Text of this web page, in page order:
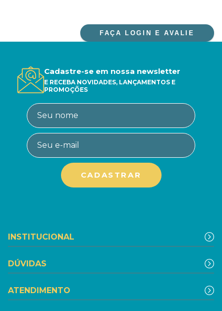
FAÇA LOGIN E AVALIE
Cadastre-se em nossa newsletter
E RECEBA NOVIDADES, LANÇAMENTOS E
PROMOÇÕES
INSTITUCIONAL
DÚVIDAS
ATENDIMENTO